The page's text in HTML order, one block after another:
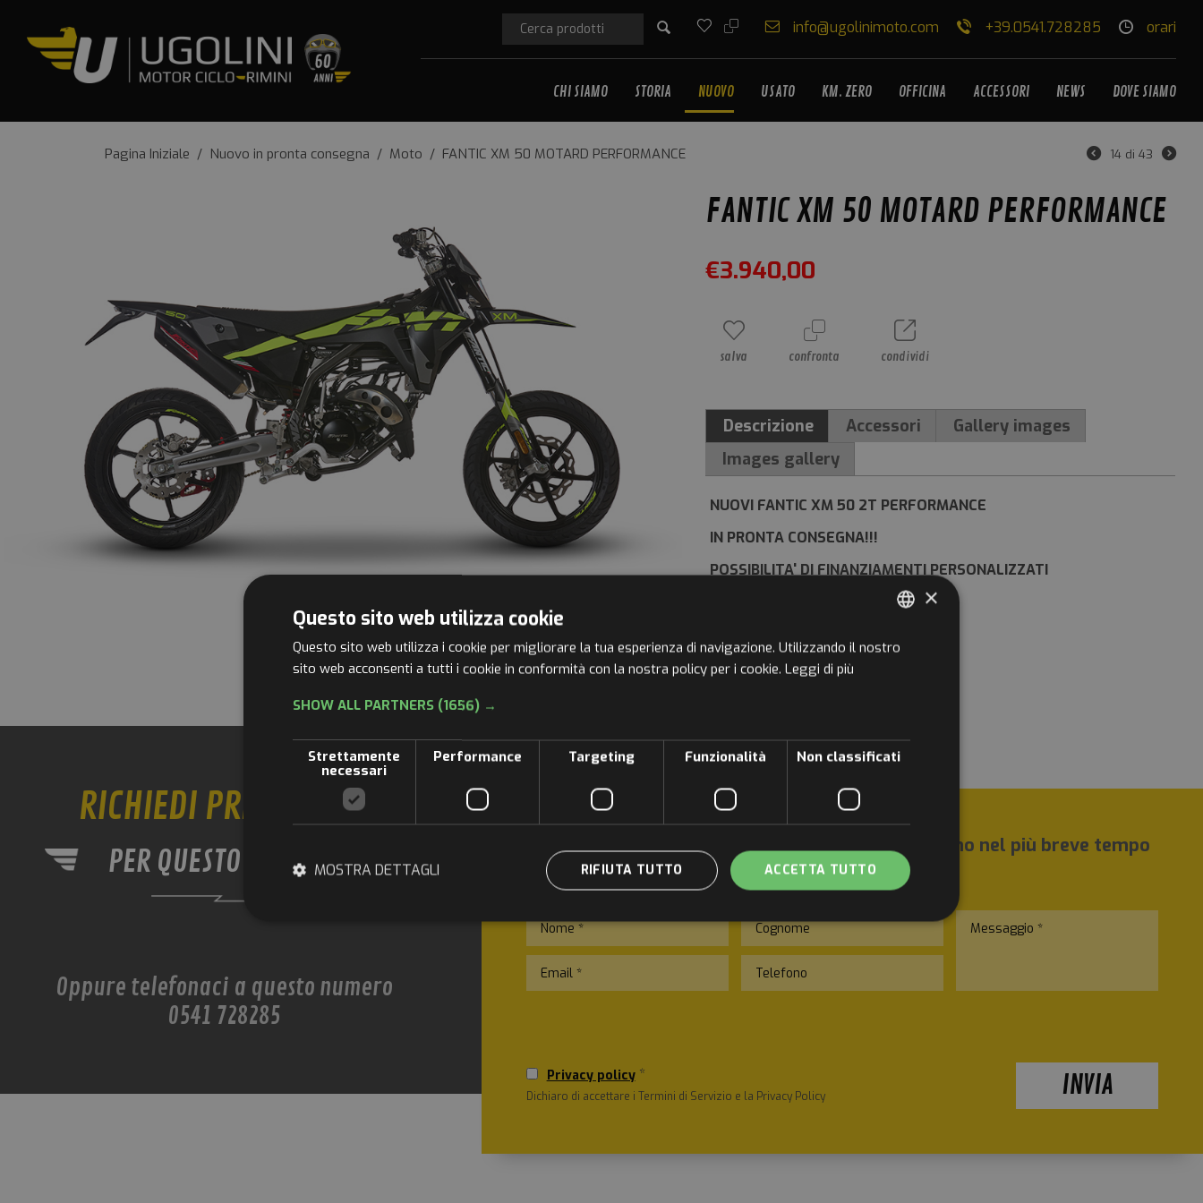
info@ugolinimoto.com +39.0541.728285 orari
CHI SIAMO STORIA NUOVO USATO KM. ZERO OFFICINA ACCESSORI NEWS DOVE SIAMO
Pagina Iniziale / Nuovo in pronta consegna / Moto / FANTIC XM 50 MOTARD PERFORMANCE 14 di 43
FANTIC XM 50 MOTARD PERFORMANCE
€3.940,00
salva confronta condividi
Descrizione Accessori
Gallery images
Images gallery
NUOVI FANTIC XM 50 2T PERFORMANCE
IN PRONTA CONSEGNA!!!
POSSIBILITA' DI FINANZIAMENTI PERSONALIZZATI
CORRI IN CONCESSIONARIO!!!
RICHIEDI PREVENTIVO
Oppure telefonaci a questo numero
0541 728285
Compila i campi con la tua richiesta, ti risponderemo nel più breve tempo
possibile
Privacy policy*
Dichiaro di accettare i Termini di Servizio e la Privacy Policy INVIA
ITALIAN
FRENCH
×
Questo sito web utilizza cookie
Questo sito web utilizza i cookie per migliorare la tua esperienza di navigazione. Utilizzando il nostro
sito web acconsenti a tutti i cookie in conformità con la nostra policy per i cookie. Leggi di più
SHOW ALL PARTNERS (1656) →
Strettamente
necessari
Performance Targeting Funzionalità Non classificati
ACCETTA TUTTO
RIFIUTA TUTTO
MOSTRA DETTAGLI
Performance Targeting Funzionalità Non classificati
I cookie strettamente necessari consentono le funzionalità principali del sito web come l'accesso dell'utente e la gestione
www.tvsmotor-
Sessione
che le richieste del client siano indirizzate allo